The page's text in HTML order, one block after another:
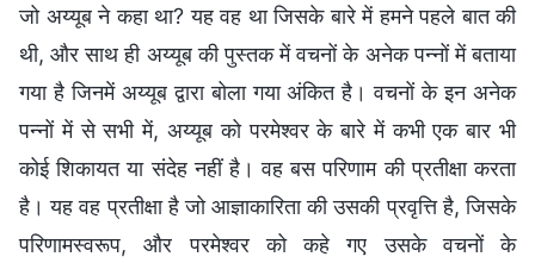
जो अय्यूब ने कहा था? यह वह था जिसके बारे में हमने पहले बात की
थी, और साथ ही अय्यूब की पुस्तक में वचनों के अनेक पन्नों में बताया
गया है जिनमें अय्यूब द्वारा बोला गया अंकित है। वचनों के इन अनेक
पन्नों में से सभी में, अय्यूब को परमेश्वर के बारे में कभी एक बार भी
कोई शिकायत या संदेह नहीं है। वह बस परिणाम की प्रतीक्षा करता
है। यह वह प्रतीक्षा है जो आज्ञाकारिता की उसकी प्रवृत्ति है, जिसके
परिणामस्वरूप, और परमेश्वर को कहे गए उसके वचनों के